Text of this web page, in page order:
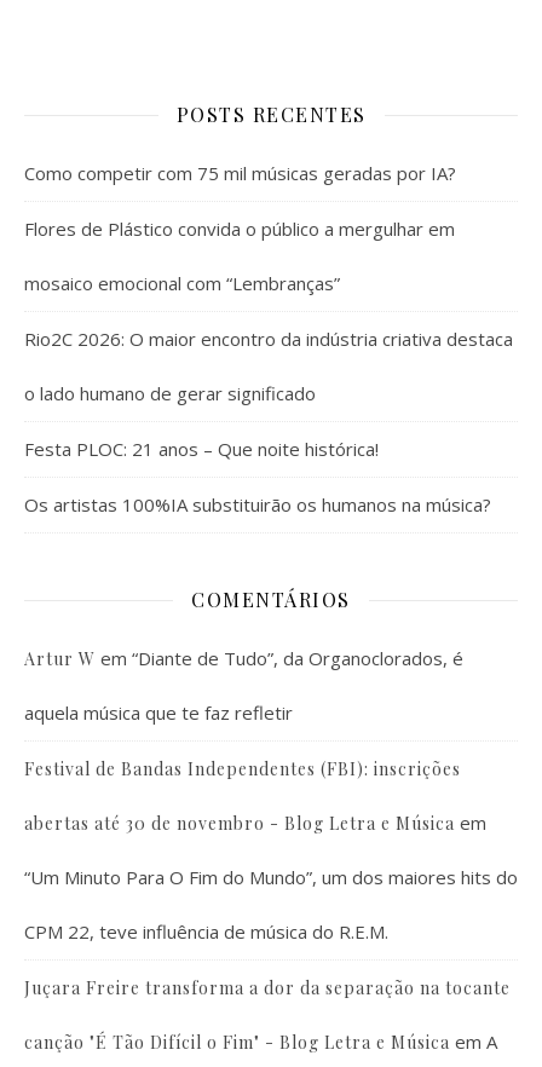
POSTS RECENTES
Como competir com 75 mil músicas geradas por IA?
Flores de Plástico convida o público a mergulhar em
mosaico emocional com “Lembranças”
Rio2C 2026: O maior encontro da indústria criativa destaca
o lado humano de gerar significado
Festa PLOC: 21 anos – Que noite histórica!
Os artistas 100%IA substituirão os humanos na música?
COMENTÁRIOS
Artur W em “Diante de Tudo”, da Organoclorados, é
aquela música que te faz refletir
Festival de Bandas Independentes (FBI): inscrições
abertas até 30 de novembro - Blog Letra e Música em
“Um Minuto Para O Fim do Mundo”, um dos maiores hits do
CPM 22, teve influência de música do R.E.M.
Juçara Freire transforma a dor da separação na tocante
canção "É Tão Difícil o Fim" - Blog Letra e Música em A